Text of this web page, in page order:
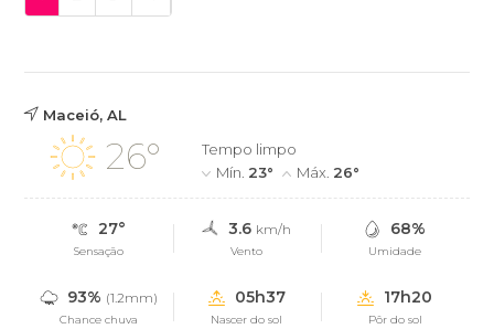
Maceió, AL
26°
Tempo limpo
Mín. 23° Máx. 26°
27°
Sensação
3.6 km/h
Vento
68%
Umidade
93% (1.2mm)
Chance chuva
05h37
Nascer do sol
17h20
Pôr do sol